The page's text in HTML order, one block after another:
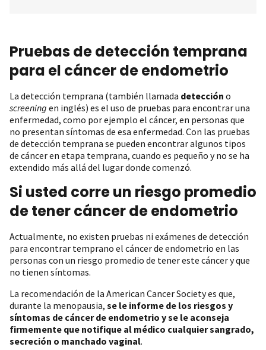
Pruebas de detección temprana
para el cáncer de endometrio
La detección temprana (también llamada detección o
screening en inglés) es el uso de pruebas para encontrar una
enfermedad, como por ejemplo el cáncer, en personas que
no presentan síntomas de esa enfermedad. Con las pruebas
de detección temprana se pueden encontrar algunos tipos
de cáncer en etapa temprana, cuando es pequeño y no se ha
extendido más allá del lugar donde comenzó.
Si usted corre un riesgo promedio
de tener cáncer de endometrio
Actualmente, no existen pruebas ni exámenes de detección
para encontrar temprano el cáncer de endometrio en las
personas con un riesgo promedio de tener este cáncer y que
no tienen síntomas.
La recomendación de la American Cancer Society es que,
durante la menopausia, se le informe de los riesgos y
síntomas de cáncer de endometrio y se le aconseja
firmemente que notifique al médico cualquier sangrado,
secreción o manchado vaginal.